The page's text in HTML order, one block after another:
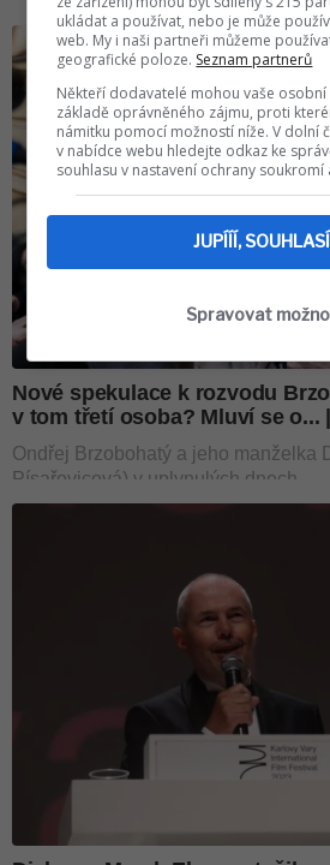
ukládat a používat, nebo je může
web. My i naši partneři můžeme
geografické poloze. Seznam partnerů
Někteří dodavatelé mohou vaše
základě oprávněného zájmu, proti
námitku pomocí možností níže. V dolní
v nabídce webu hledejte odkaz ke
souhlasu v nastavení ochrany
JUPÍÍÍ,
Spravovat